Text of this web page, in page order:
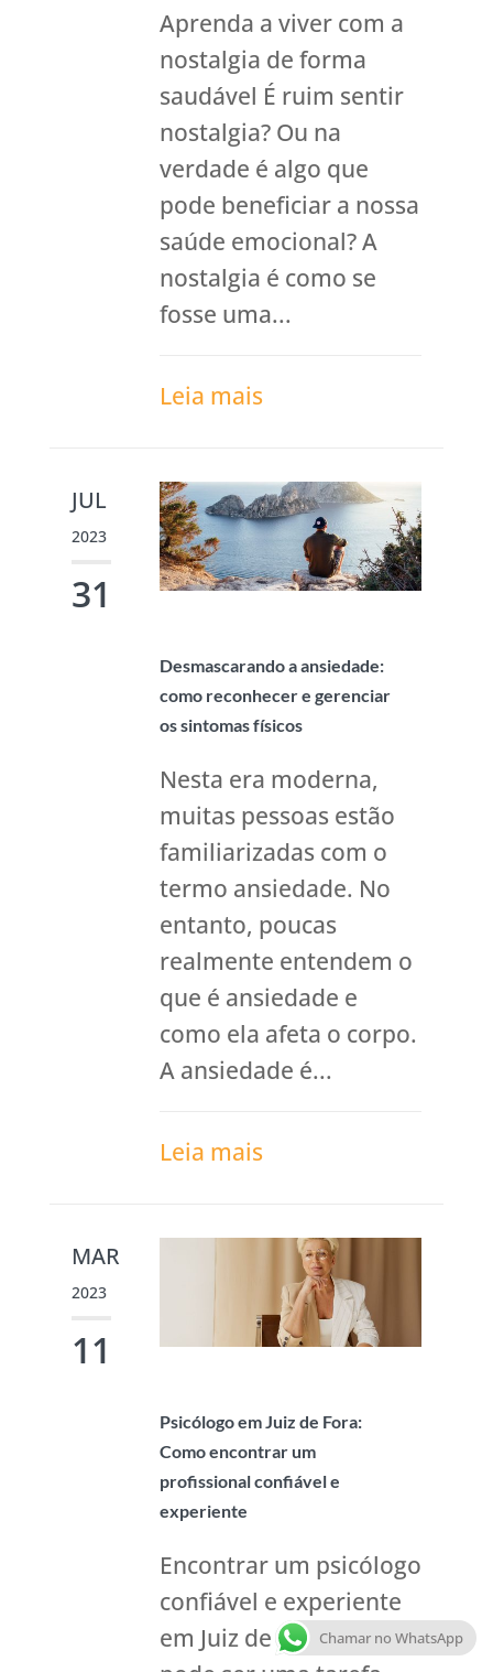
Aprenda a viver com a
nostalgia de forma
saudável É ruim sentir
nostalgia? Ou na
verdade é algo que
pode beneficiar a nossa
saúde emocional? A
nostalgia é como se
fosse uma...
Leia mais
JUL
2023
31
Desmascarando a ansiedade:
como reconhecer e gerenciar
os sintomas físicos
Nesta era moderna,
muitas pessoas estão
familiarizadas com o
termo ansiedade. No
entanto, poucas
realmente entendem o
que é ansiedade e
como ela afeta o corpo.
A ansiedade é...
Leia mais
MAR
2023
11
Psicólogo em Juiz de Fora:
Como encontrar um
profissional confiável e
experiente
Encontrar um psicólogo
confiável e experiente
em Juiz de Fora-MGChamar no WhatsApp